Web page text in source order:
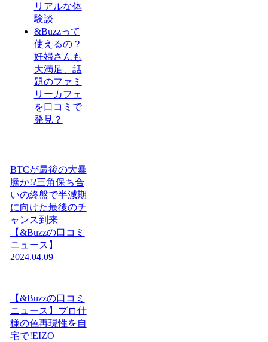
リアルな体
験談
&Buzzって
使えるの？
妊婦さんも
大満足、話
題のファミ
リーカフェ
を口コミで
発見？
BTCが最後の大暴
騰か!?三角保ち合
いの終盤で半減期
に向けた最後のチ
ャンス到来
【&Buzzの口コミ
ニュース】
2024.04.09
【&Buzzの口コミ
ニュース】プロ仕
様の色再現性を自
宅で!EIZO